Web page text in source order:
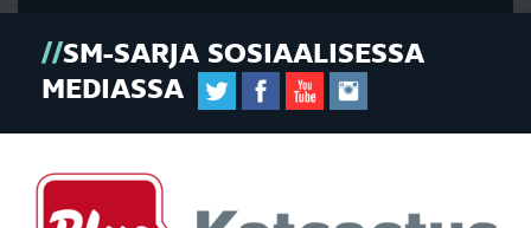
SM-SARJA SOSIAALISESSA
MEDIASSA